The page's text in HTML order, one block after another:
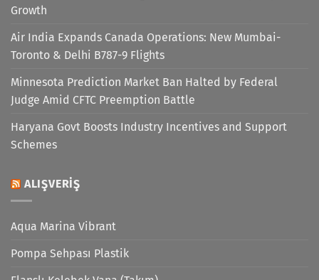
Growth
Air India Expands Canada Operations: New Mumbai-
Toronto & Delhi B787-9 Flights
Minnesota Prediction Market Ban Halted by Federal
Judge Amid CFTC Preemption Battle
Haryana Govt Boosts Industry Incentives and Support
Schemes
ALIŞVERIŞ
Aqua Marina Vibrant
Pompa Sehpası Plastik